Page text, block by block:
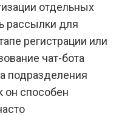
отдельных
рассылки для
регистрации или
чат-бота
подразделения
он способен